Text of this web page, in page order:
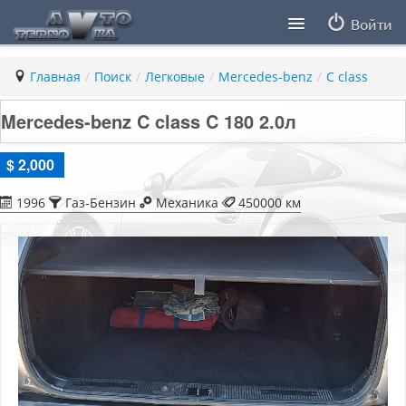
Войти
Статьи
ПДД ПМР
Главная / Поиск / Легковые / Mercedes-benz / C class
Mercedes-benz C class C 180 2.0л
$ 2,000
1996 Газ-Бензин Механика 450000 км